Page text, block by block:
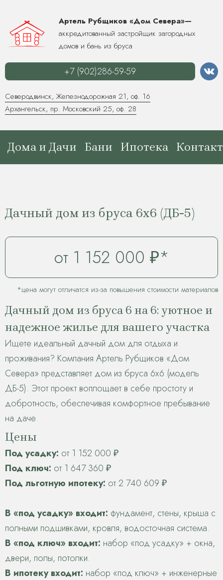
Артель Рубщиков «Дом Севера»—
аккредитованный застройщик загородных
домов и бань из бруса
+7 (902)286-59-59
Северодвинск, Железнодорожная 21, оф. 16
Архангельск, пр. Московский 25, оф. 28
Дома и Дачи Бани Ипотека
Дачный дом из бруса 6х6 (ДБ-5)
от 1 152 000 ₽*
*цена могут отличатся из-за повышения стоимости материалов
Дачный дом из бруса 6 на 6: уютное и
надежное жилье для вашего участка
Ищете идеальный дачный дом для отдыха и
проживания? Компания Артель Рубщиков «Дом
Севера» представляет дом из бруса 6х6 (модель
ДБ-5). Этот проект воплощает в себе простоту и
добротность, обеспечивая комфортное пребывание
на даче.
Цены
Под усадку: от 1 152 000 ₽
Под ключ: от 1 647 360 ₽
Под льготную ипотеку: от 2 740 609 ₽
В «под усадку» входит: фундамент, стены, крыша с
полными подшивками, кровля, водосточная система.
В «под ключ» входит: набор «под усадку» + окна,
двери, полы, потолки.
В ипотеку входит: набор «под ключ» + инженерные